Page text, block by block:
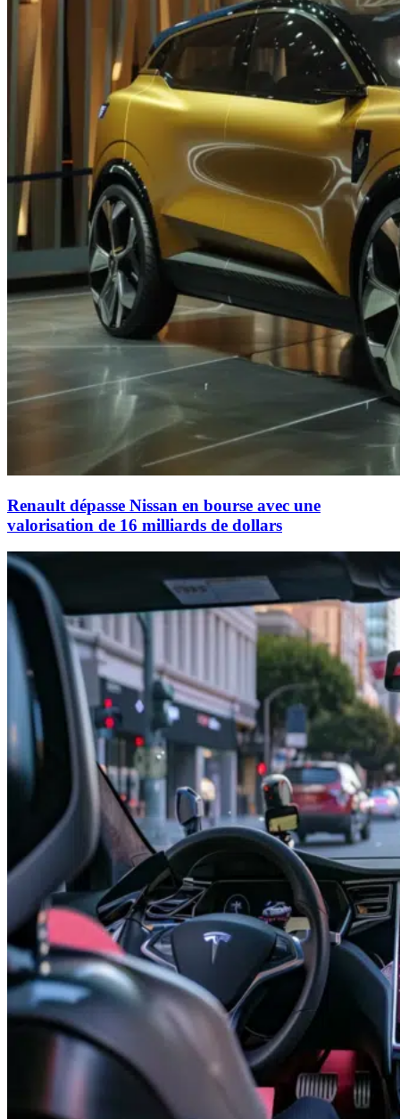
Renault dépasse Nissan en bourse avec une
valorisation de 16 milliards de dollars